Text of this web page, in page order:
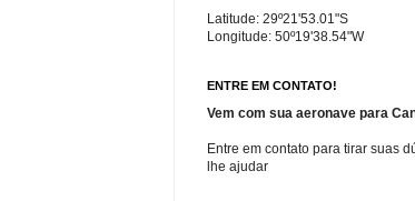
Latitude: 29º21'53.01"S
Longitude: 50º19'38.54"W
ENTRE EM CONTATO!
Vem com sua aeronave para
Entre em contato para tirar suas
lhe ajudar